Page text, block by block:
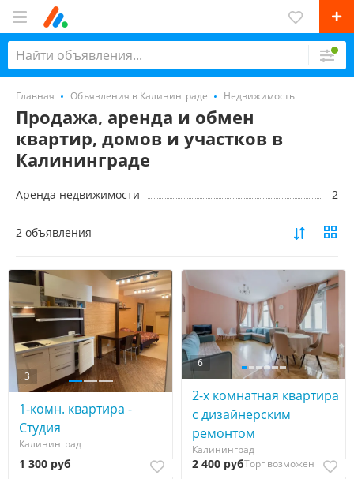
Главная Объявления в Калининграде Недвижимость
Продажа, аренда и обмен
квартир, домов и участков в
Калининграде
Аренда недвижимости 2
2 объявления
3
1-комн. квартира -
Студия
Калининград
1 300 руб
6
2-х комнатная квартира
с дизайнерским
ремонтом
Калининград
2 400 рубТорг возможен